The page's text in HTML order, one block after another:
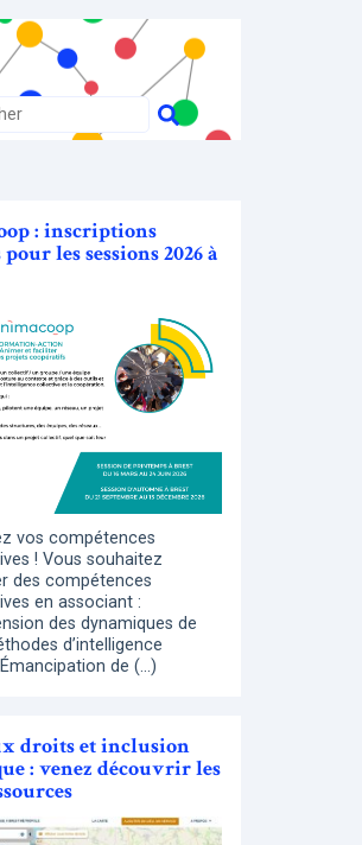
: inscriptions
les sessions 2026 à
vos compétences
! Vous souhaitez
des compétences
en associant :
des dynamiques de
d’intelligence
de (…)
droits et inclusion
: venez découvrir les